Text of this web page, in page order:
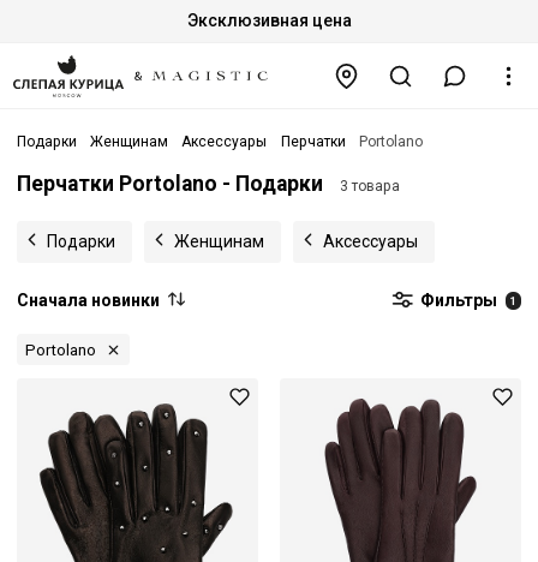
Эксклюзивная цена
Подарки Женщинам Аксессуары Перчатки Portolano
Перчатки Portolano - Подарки 3 товара
Подарки Женщинам Аксессуары
Сначала новинки Фильтры 1
Portolano